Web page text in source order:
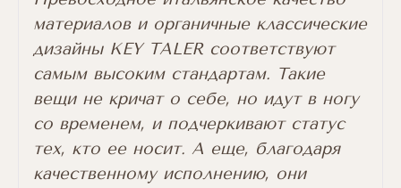
материалов и органичные классические
дизайны KEY TALER соответствуют
самым высоким стандартам. Такие
вещи не кричат о себе, но идут в ногу
со временем, и подчеркивают статус
тех, кто ее носит. А еще, благодаря
качественному исполнению, они